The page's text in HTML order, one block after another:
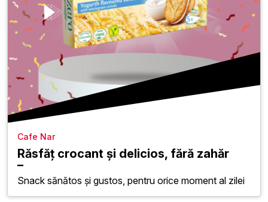
Cafe Nar
Răsfăț crocant și delicios, fără zahăr
Snack sănătos și gustos, pentru orice moment al zilei